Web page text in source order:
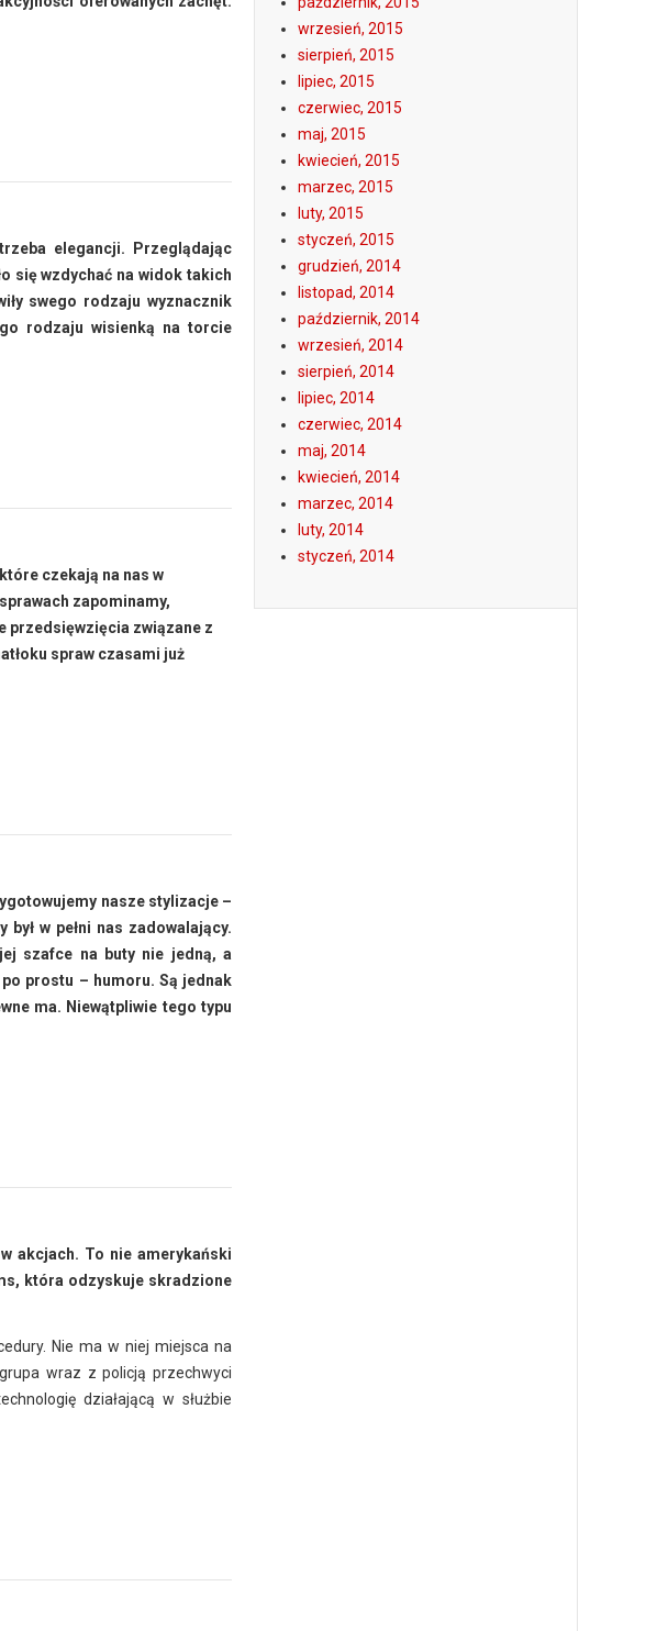
elegancji. Przeglądając
się wzdychać na widok takich
swego rodzaju wyznacznik
rodzaju wisienką na torcie
czekają na nas w
zapominamy,
przedsięwzięcia związane z
spraw czasami już
nasze stylizacje –
w pełni nas zadowalający.
szafce na buty nie jedną, a
prostu – humoru. Są jednak
ma. Niewątpliwie tego typu
akcjach. To nie amerykański
która odzyskuje skradzione
Nie ma w niej miejsca na
wraz z policją przechwyci
działającą w służbie
wrzesień, 2015
sierpień, 2015
lipiec, 2015
czerwiec, 2015
maj, 2015
kwiecień, 2015
marzec, 2015
luty, 2015
styczeń, 2015
grudzień, 2014
listopad, 2014
październik, 2014
wrzesień, 2014
sierpień, 2014
lipiec, 2014
czerwiec, 2014
maj, 2014
kwiecień, 2014
marzec, 2014
luty, 2014
styczeń, 2014